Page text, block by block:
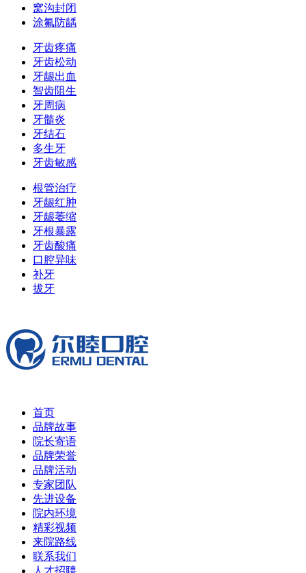
窝沟封闭
涂氟防龋
牙齿疼痛
牙齿松动
牙龈出血
智齿阻生
牙周病
牙髓炎
牙结石
多生牙
牙齿敏感
根管治疗
牙龈红肿
牙龈萎缩
牙根暴露
牙齿酸痛
口腔异味
补牙
拔牙
首页
品牌故事
院长寄语
品牌荣誉
品牌活动
专家团队
先进设备
院内环境
精彩视频
来院路线
联系我们
人才招聘